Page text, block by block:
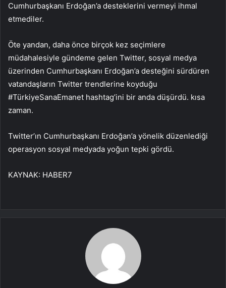
Cumhurbaşkanı Erdoğan’a desteklerini vermeyi ihmal
etmediler.
Öte yandan, daha önce birçok kez seçimlere
müdahalesiyle gündeme gelen Twitter, sosyal medya
üzerinden Cumhurbaşkanı Erdoğan’a desteğini sürdüren
vatandaşların Twitter trendlerine koyduğu
#TürkiyeSanaEmanet hashtag’ini bir anda düşürdü. kısa
zaman.
Twitter’ın Cumhurbaşkanı Erdoğan’a yönelik düzenlediği
operasyon sosyal medyada yoğun tepki gördü.
KAYNAK: HABER7